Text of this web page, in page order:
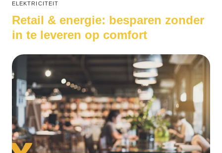
ELEKTRICITEIT
Retail & energie: besparen zonder
in te leveren op comfort